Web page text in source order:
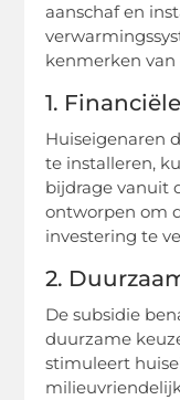
aanschaf en
kenmerken van
1.
Huiseigenaren
te installeren,
bijdrage vanuit
ontworpen om
investering te
2.
De subsidie
duurzame
stimuleert